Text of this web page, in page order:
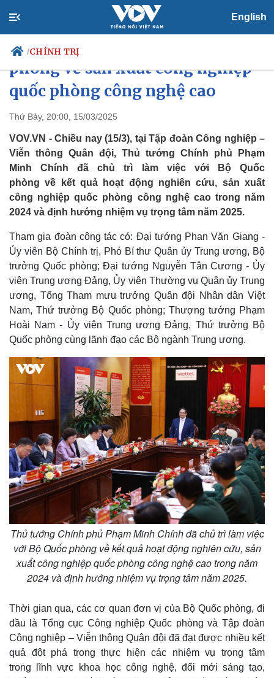
English
/CHÍNH TRỊ
Chính trị
Tổ chức nhân sự
Quốc hội
Nhận diện sự thật
Tin 24h
Dự báo thời tiết
Giáo dục
Dấu ấn VOV
Việc làm
Biển đảo
Thủ tướng làm việc với Bộ Quốc
phòng về sản xuất công nghiệp
quốc phòng công nghệ cao
Thứ Bảy, 20:00, 15/03/2025
VOV.VN - Chiều nay (15/3), tại Tập đoàn Công nghiệp –
Viễn thông Quân đội, Thủ tướng Chính phủ Phạm
Minh Chính đã chủ trì làm việc với Bộ Quốc
phòng về kết quả hoạt động nghiên cứu, sản xuất
công nghiệp quốc phòng công nghệ cao trong năm
2024 và định hướng nhiệm vụ trọng tâm năm 2025.
Tham gia đoàn công tác có: Đại tướng Phan Văn Giang -
Ủy viên Bộ Chính trị, Phó Bí thư Quân ủy Trung ương, Bộ
trưởng Quốc phòng; Đại tướng Nguyễn Tân Cương - Ủy
viên Trung ương Đảng, Ủy viên Thường vụ Quân ủy Trung
ương, Tổng Tham mưu trưởng Quân đội Nhân dân Việt
Nam, Thứ trưởng Bộ Quốc phòng; Thượng tướng Phạm
Hoài Nam - Ủy viên Trung ương Đảng, Thứ trưởng Bộ
Quốc phòng cùng lãnh đạo các Bộ ngành Trung ương.
Thủ tướng Chính phủ Phạm Minh Chính đã chủ trì làm việc
với Bộ Quốc phòng về kết quả hoạt động nghiên cứu, sản
xuất công nghiệp quốc phòng công nghệ cao trong năm
2024 và định hướng nhiệm vụ trọng tâm năm 2025.
Thời gian qua, các cơ quan đơn vị của Bộ Quốc phòng, đi
đầu là Tổng cục Công nghiệp Quốc phòng và Tập đoàn
Công nghiệp – Viễn thông Quân đội đã đạt được nhiều kết
quả đột phá trong thực hiện các nhiệm vụ trọng tâm
trong lĩnh vực khoa học công nghệ, đổi mới sáng tạo,